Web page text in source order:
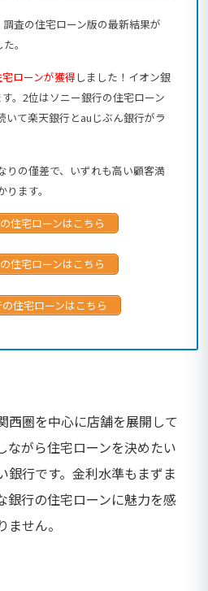
調査の住宅ローン版の最新結果が
。
ローンが獲得 しました！イオン銀
。2位はソニー銀行の住宅ローン
いて楽天銀行とauじぶん銀行がラ
りの僅差で、いずれも高い顧客満
ます。
住宅ローンはこちら
住宅ローンはこちら
住宅ローンはこちら
西圏を中心に店舗を展開して
ながら住宅ローンを決めたい
銀行です。金利水準もまずま
銀行の住宅ローンに魅力を感
せん。